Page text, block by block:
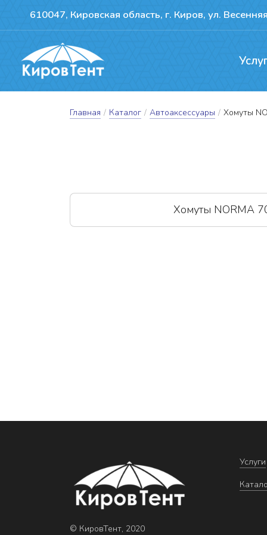
610047, Кировская область, г. Киров, ул.
Главная / Каталог / Автоаксессуары / Хомуты
Хомуты NORMA
© КировТент, 2020
Услуги